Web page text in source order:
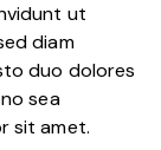
ut
diam
duo dolores
sea
sit amet.